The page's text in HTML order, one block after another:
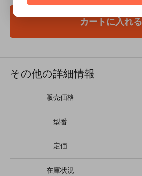
カートに入れる
その他の詳細情報
販売価格
型番
定価
在庫状況